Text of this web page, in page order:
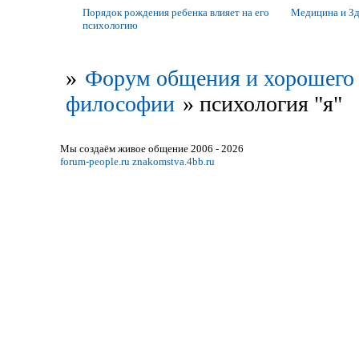
Порядок рождения ребенка влияет на его
психологию
Медицина и
» Форум общения и хорошего
философии » психология "я"
Мы создаём живое общение 2006 - 2026
forum-people.ru znakomstva.4bb.ru